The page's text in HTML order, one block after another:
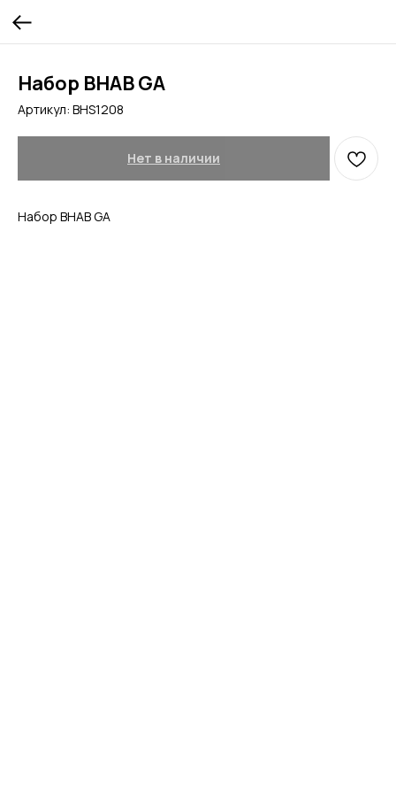
Набор BHAB GA
Артикул: BHS1208
Нет в наличии
Набор BHAB GA